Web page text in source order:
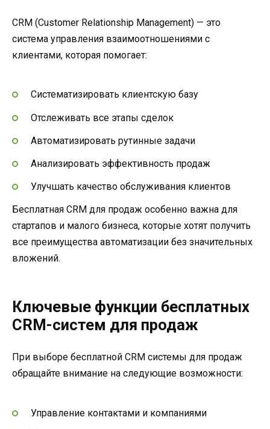
CRM (Customer Relationship Management) — это
система управления взаимоотношениями с
клиентами, которая помогает:
Систематизировать клиентскую базу
Отслеживать все этапы сделок
Автоматизировать рутинные задачи
Анализировать эффективность продаж
Улучшать качество обслуживания клиентов
Бесплатная CRM для продаж особенно важна для
стартапов и малого бизнеса, которые хотят получить
все преимущества автоматизации без значительных
вложений.
Ключевые функции бесплатных
CRM-систем для продаж
При выборе бесплатной CRM системы для продаж
обращайте внимание на следующие возможности:
Управление контактами и компаниями